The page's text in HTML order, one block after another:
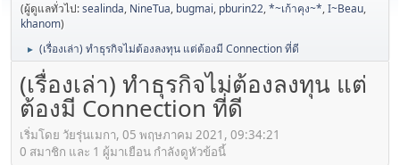
(ผู้ดูแลทั่วไป:sealinda, NineTua, bugmai, pburin22,*~เก้าคุง~*,I~Beau,
khanom)
► (เรื่องเล่า) ทำธุรกิจไม่ต้องลงทุน แต่ต้องมี Connection ที่ดี
(เรื่องเล่า) ทำธุรกิจไม่ต้องลงทุน แต่
ต้องมี Connection ที่ดี
เริ่มโดย วัยรุ่นเมกา, 05 พฤษภาคม 2021, 09:34:21
0 สมาชิก และ 1 ผู้มาเยือน กำลังดูหัวข้อนี้